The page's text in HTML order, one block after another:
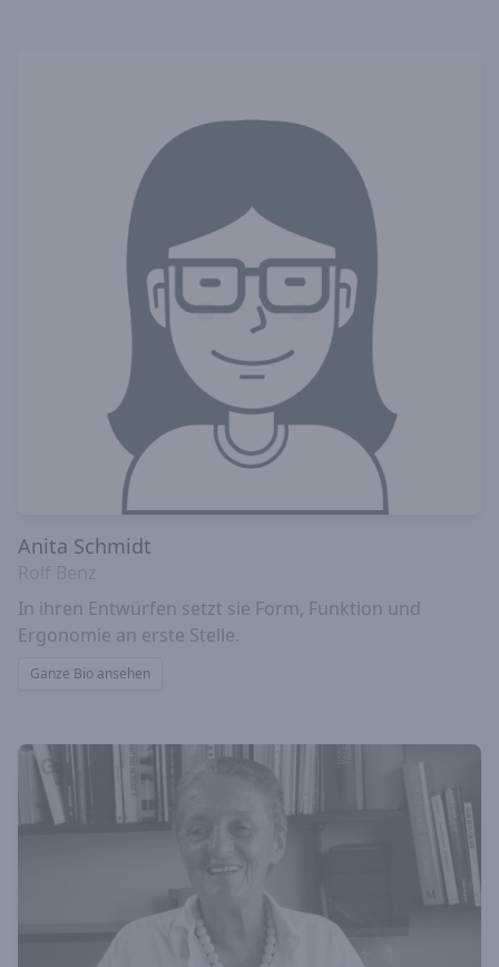
Anita Schmidt
In ihren Entwürfen setzt sie Form, Funktion und
Ergonomie an erste Stelle.
Ganze Bio ansehen